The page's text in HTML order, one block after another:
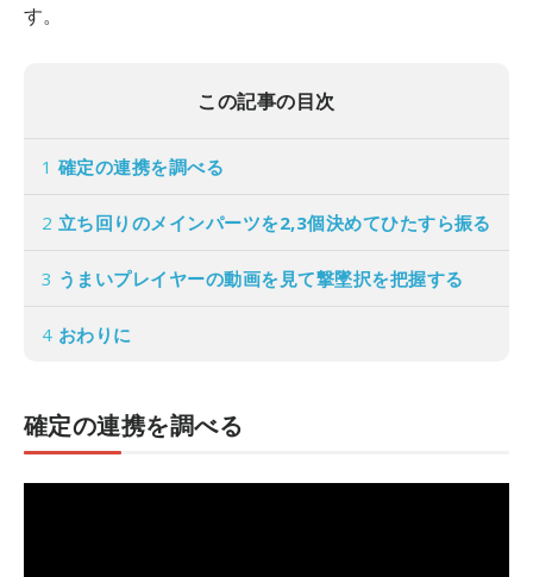
す。
この記事の目次
1 確定の連携を調べる
2 立ち回りのメインパーツを2,3個決めてひたすら振る
3 うまいプレイヤーの動画を見て撃墜択を把握する
4 おわりに
確定の連携を調べる